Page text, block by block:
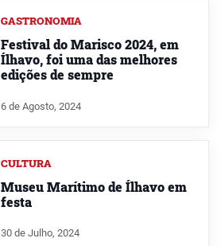
GASTRONOMIA
Festival do Marisco 2024, em
Ílhavo, foi uma das melhores
edições de sempre
6 de Agosto, 2024
CULTURA
Museu Marítimo de Ílhavo em
festa
30 de Julho, 2024